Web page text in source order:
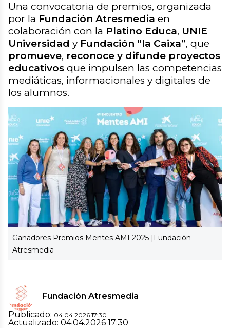
Una convocatoria de premios, organizada
por la Fundación Atresmedia en
colaboración con la Platino Educa, UNIE
Universidad y Fundación “la Caixa”, que
promueve, reconoce y difunde proyectos
educativos que impulsen las competencias
mediáticas, informacionales y digitales de
los alumnos.
Ganadores Premios Mentes AMI 2025 |Fundación
Atresmedia
Fundación Atresmedia
Publicado: 04.04.2026 17:30
Actualizado: 04.04.2026 17:30